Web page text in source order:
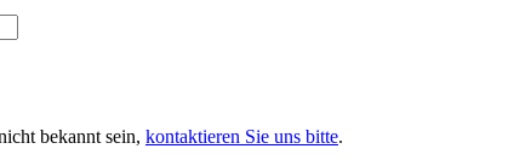
bekannt sein, kontaktieren Sie uns bitte.